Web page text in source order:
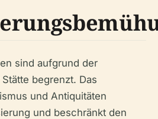
sind aufgrund der
begrenzt. Das
und Antiquitäten
und beschränkt den